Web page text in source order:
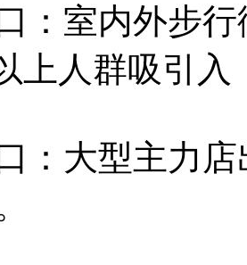
：室内外步
上人群吸引
：大型主力